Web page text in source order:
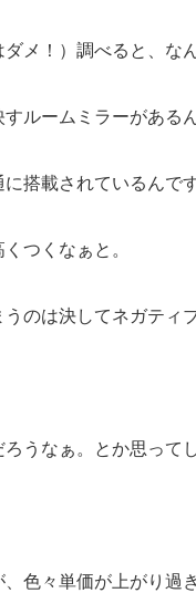
メ！）調べると、な
ルームミラーがある
搭載されているんです
つくなぁと。
のは決してネガティ
うなぁ。とか思って
色々単価が上がり過ぎ